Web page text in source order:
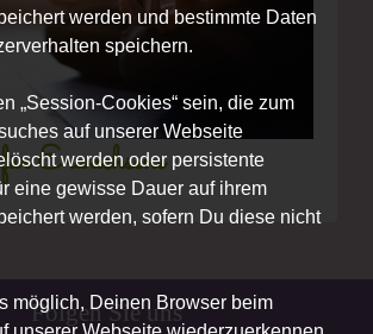
werden und bestimmte Daten
speichern.
„Session-Cookies“ sein, die zum
auf unserer Webseite
werden oder persistente
eine gewisse Dauer auf ihrem
werden, sofern Du diese nicht
möglich, Deinen Browser beim
Erwachsene
Folgen Sie uns